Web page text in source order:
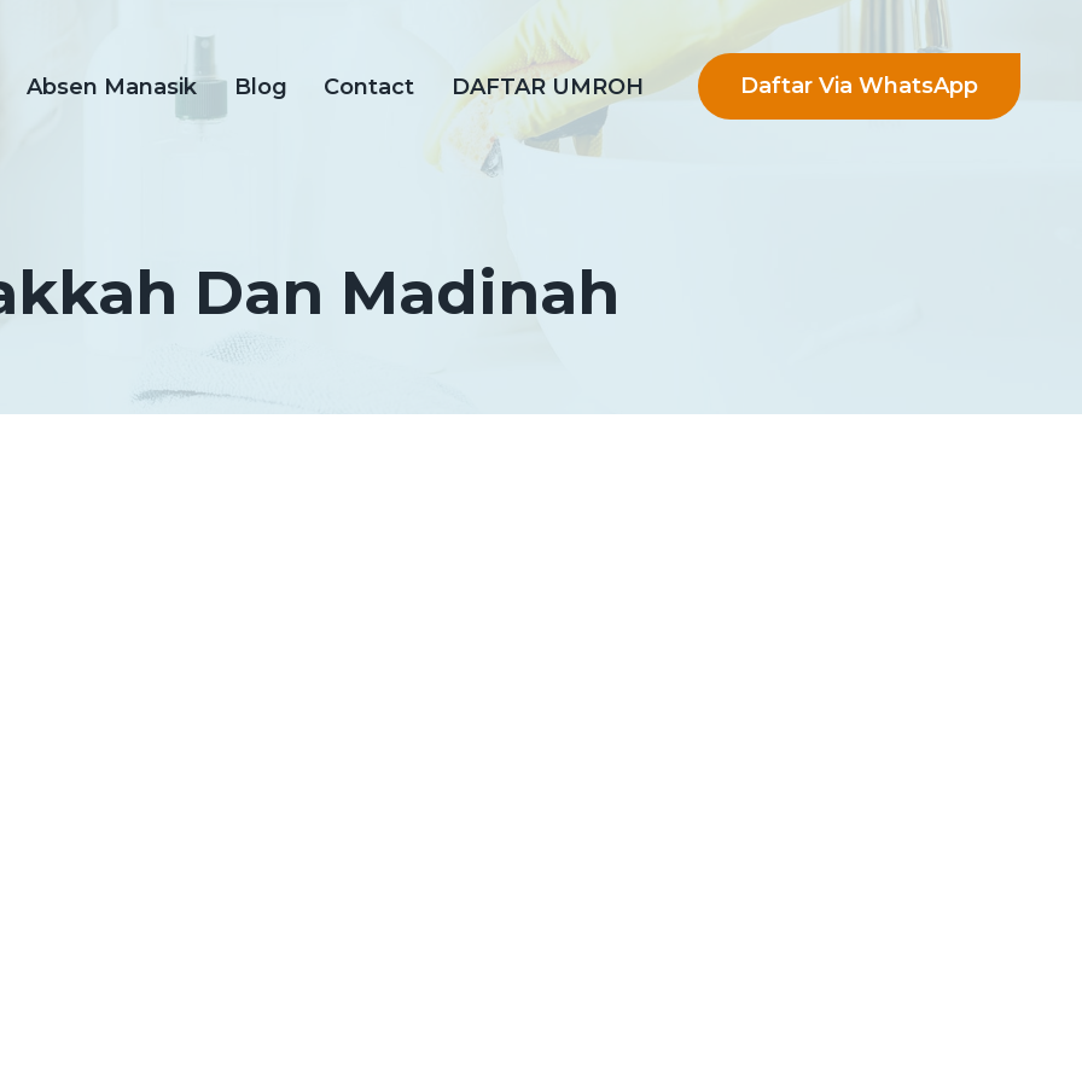
Absen Manasik Blog Contact DAFTAR UMROH Daftar Via WhatsApp
Dan Madinah